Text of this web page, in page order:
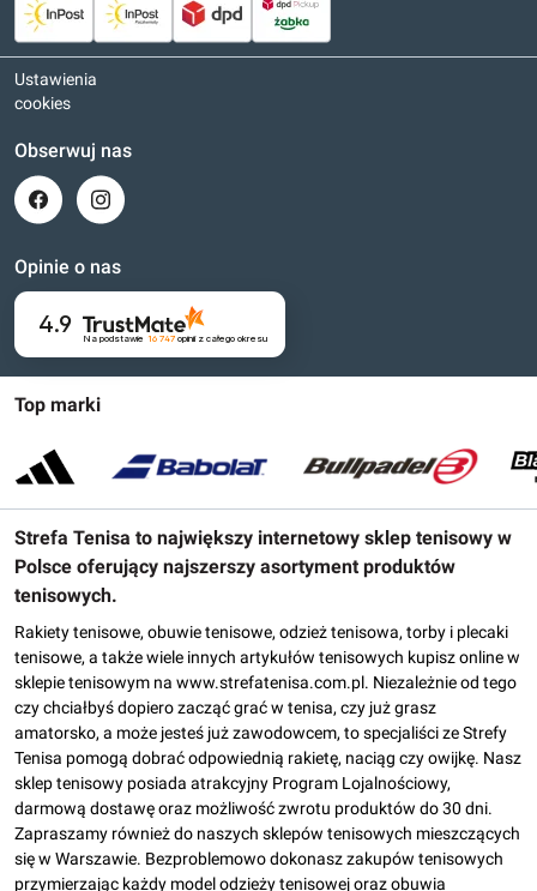
Top marki
Strefa Tenisa to największy internetowy sklep tenisowy w
Polsce oferujący najszerszy asortyment produktów
tenisowych.
Rakiety tenisowe, obuwie tenisowe, odzież tenisowa, torby i plecaki
tenisowe, a także wiele innych artykułów tenisowych kupisz online w
sklepie tenisowym na www.strefatenisa.com.pl. Niezależnie od tego
czy chciałbyś dopiero zacząć grać w tenisa, czy już grasz
amatorsko, a może jesteś już zawodowcem, to specjaliści ze Strefy
Tenisa pomogą dobrać odpowiednią rakietę, naciąg czy owijkę. Nasz
sklep tenisowy posiada atrakcyjny Program Lojalnościowy,
darmową dostawę oraz możliwość zwrotu produktów do 30 dni.
Zapraszamy również do naszych sklepów tenisowych mieszczących
się w Warszawie. Bezproblemowo dokonasz zakupów tenisowych
przymierzając każdy model odzieży tenisowej oraz obuwia
Ustawienia
cookies
Obserwuj nas
Opinie o nas
4.9
Na podstawie 16 747opinii z całego okresu